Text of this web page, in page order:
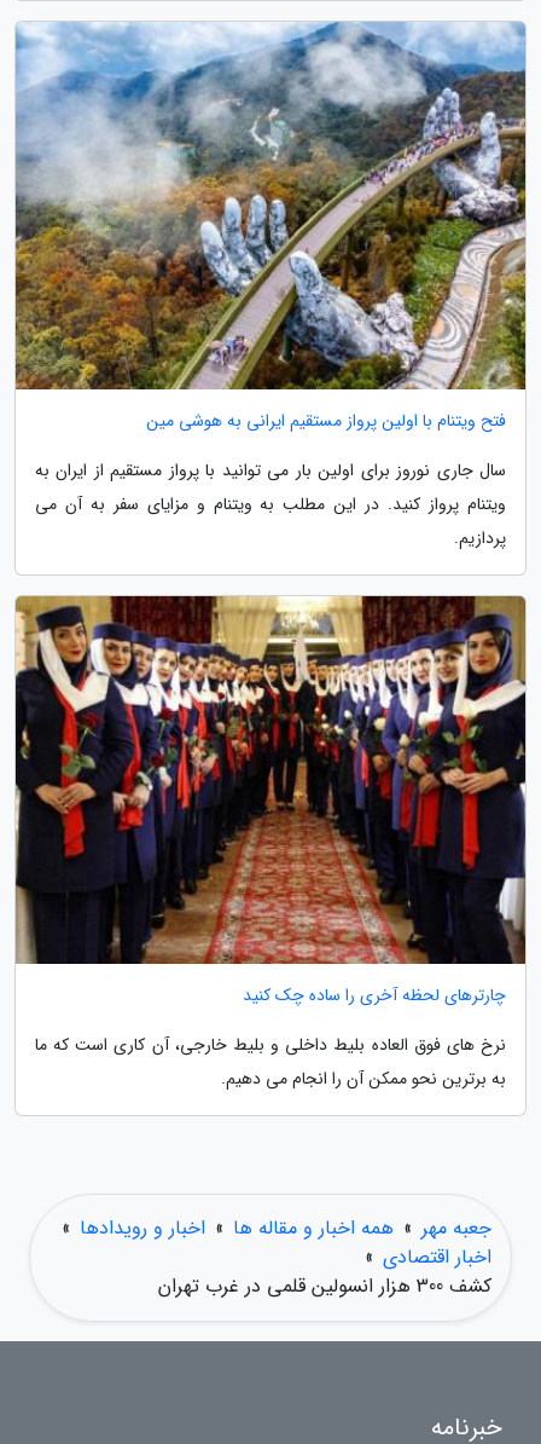
فتح ویتنام با اولین پرواز مستقیم ایرانی به هوشی مین
سال جاری نوروز برای اولین بار می توانید با پرواز مستقیم از ایران به
ویتنام پرواز کنید. در این مطلب به ویتنام و مزایای سفر به آن می
پردازیم.
چارترهای لحظه آخری را ساده چک کنید
نرخ های فوق العاده بلیط داخلی و بلیط خارجی، آن کاری است که ما
به برترین نحو ممکن آن را انجام می دهیم.
جعبه مهر » همه اخبار و مقاله ها » اخبار و رویدادها »
اخبار اقتصادی »
کشف 300 هزار انسولین قلمی در غرب تهران
خبرنامه